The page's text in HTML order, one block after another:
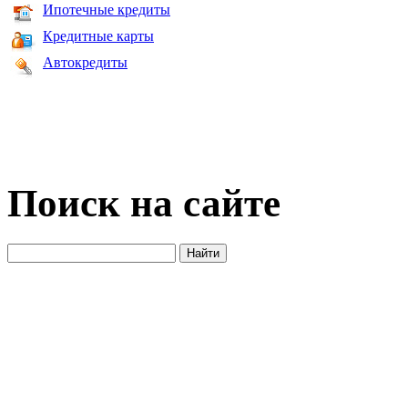
Ипотечные кредиты
Кредитные карты
Автокредиты
Поиск на сайте